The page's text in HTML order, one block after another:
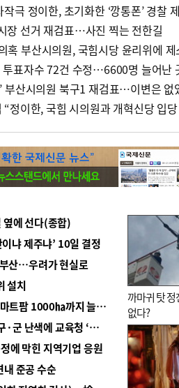
극 정이한, 초기화한 ‘깡통폰’ 경찰
장 선거 재검표…사진 찍는 전한길
혹 부산시의원, 국힘시당 윤리위에 제
표자수 72건 수정…6600명 늘어난
부산시의원 북구1 재검표…이변은 없
정이한, 국힘 시의원과 개혁신당 입
에 선다(종합)
냐 제주냐’ 10일 결정
산…우려가 현실로
설치
■ 경남 농정 비전 ‘잘 사는 농촌’…스마트팜 1000㏊까지 늘린다
■ 교육혁신선도지 공모 코앞인데…구·군 난색에 교육청 ‘쩔쩔’
에 막힌 지역기업 응원
준공 수순
까마귀 탓 정
없다?